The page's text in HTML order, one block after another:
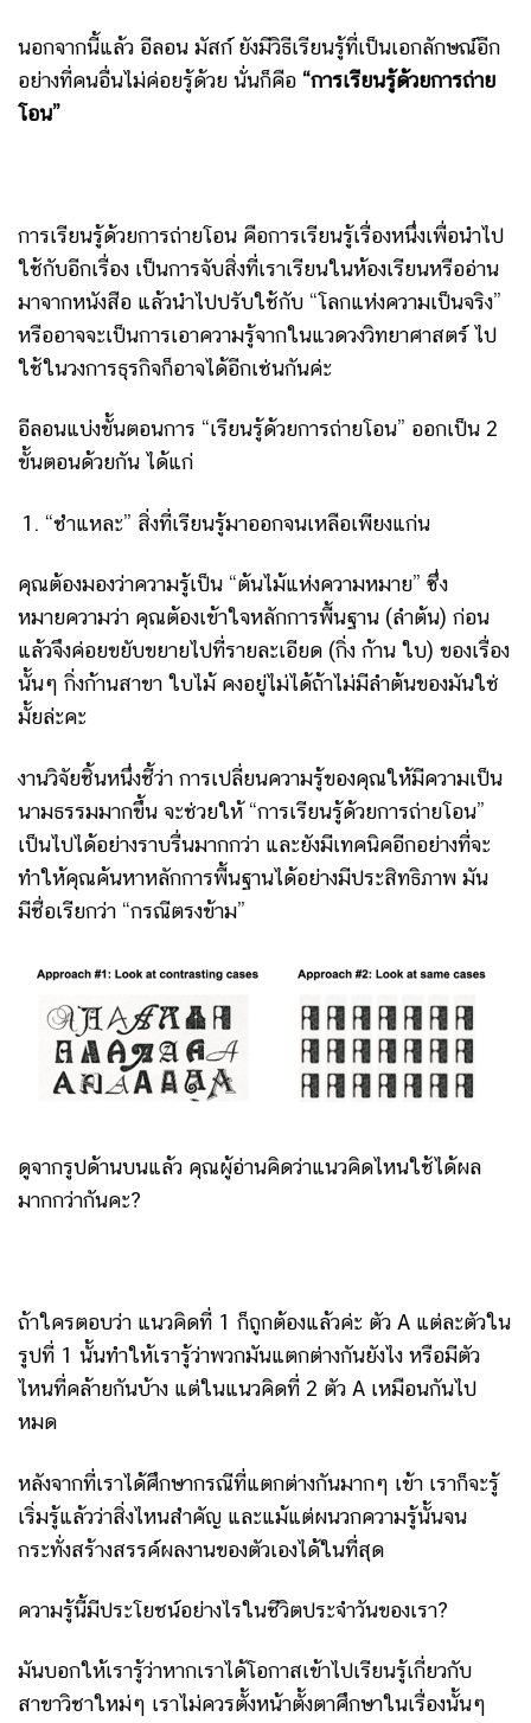
นอกจากนี้แล้ว อีลอน มัสก์ ยังมีวิธีเรียนรู้ที่เป็นเอกลักษณ์อีก
อย่างที่คนอื่นไม่ค่อยรู้ด้วย นั่นก็คือ “การเรียนรู้ด้วยการถ่าย
โอน”
การเรียนรู้ด้วยการถ่ายโอน คือการเรียนรู้เรื่องหนึ่งเพื่อนำไป
ใช้กับอีกเรื่อง เป็นการจับสิ่งที่เราเรียนในห้องเรียนหรืออ่าน
มาจากหนังสือ แล้วนำไปปรับใช้กับ “โลกแห่งความเป็นจริง”
หรืออาจจะเป็นการเอาความรู้จากในแวดวงวิทยาศาสตร์ ไป
ใช้ในวงการธุรกิจก็อาจได้อีกเช่นกันค่ะ
อีลอนแบ่งขั้นตอนการ “เรียนรู้ด้วยการถ่ายโอน” ออกเป็น 2
ขั้นตอนด้วยกัน ได้แก่
“ชำแหละ” สิ่งที่เรียนรู้มาออกจนเหลือเพียงแก่น
คุณต้องมองว่าความรู้เป็น “ต้นไม้แห่งความหมาย” ซึ่ง
หมายความว่า คุณต้องเข้าใจหลักการพื้นฐาน (ลำต้น) ก่อน
แล้วจึงค่อยขยับขยายไปที่รายละเอียด (กิ่ง ก้าน ใบ) ของเรื่อง
นั้นๆ กิ่งก้านสาขา ใบไม้ คงอยู่ไม่ได้ถ้าไม่มีลำต้นของมันใช่
มั้ยล่ะคะ
งานวิจัยชิ้นหนึ่งชี้ว่า การเปลี่ยนความรู้ของคุณให้มีความเป็น
นามธรรมมากขึ้น จะช่วยให้ “การเรียนรู้ด้วยการถ่ายโอน”
เป็นไปได้อย่างราบรื่นมากกว่า และยังมีเทคนิคอีกอย่างที่จะ
ทำให้คุณค้นหาหลักการพื้นฐานได้อย่างมีประสิทธิภาพ มัน
มีชื่อเรียกว่า “กรณีตรงข้าม”
ดูจากรูปด้านบนแล้ว คุณผู้อ่านคิดว่าแนวคิดไหนใช้ได้ผล
มากกว่ากันคะ?
ถ้าใครตอบว่า แนวคิดที่ 1 ก็ถูกต้องแล้วค่ะ ตัว A แต่ละตัวใน
รูปที่ 1 นั้นทำให้เรารู้ว่าพวกมันแตกต่างกันยังไง หรือมีตัว
ไหนที่คล้ายกันบ้าง แต่ในแนวคิดที่ 2 ตัว A เหมือนกันไป
หมด
หลังจากที่เราได้ศึกษากรณีที่แตกต่างกันมากๆ เข้า เราก็จะรู้
เริ่มรู้แล้วว่าสิ่งไหนสำคัญ และแม้แต่ผนวกความรู้นั้นจน
กระทั่งสร้างสรรค์ผลงานของตัวเองได้ในที่สุด
ความรู้นี้มีประโยชน์อย่างไรในชีวิตประจำวันของเรา?
มันบอกให้เรารู้ว่าหากเราได้โอกาสเข้าไปเรียนรู้เกี่ยวกับ
สาขาวิชาใหม่ๆ เราไม่ควรตั้งหน้าตั้งตาศึกษาในเรื่องนั้นๆ